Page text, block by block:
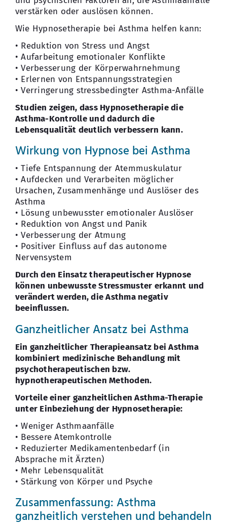
verstärken oder auslösen können.
Wie Hypnosetherapie bei Asthma helfen kann:
• Reduktion von Stress und Angst
• Aufarbeitung emotionaler Konflikte
• Verbesserung der Körperwahrnehmung
• Erlernen von Entspannungsstrategien
• Verringerung stressbedingter Asthma-Anfälle
Studien zeigen, dass Hypnosetherapie die
Asthma-Kontrolle und dadurch die
Lebensqualität deutlich verbessern kann.
Wirkung von Hypnose bei Asthma
• Tiefe Entspannung der Atemmuskulatur
• Aufdecken und Verarbeiten möglicher
Ursachen, Zusammenhänge und Auslöser des
Asthma
• Lösung unbewusster emotionaler Auslöser
• Reduktion von Angst und Panik
• Verbesserung der Atmung
• Positiver Einfluss auf das autonome
Nervensystem
Durch den Einsatz therapeutischer Hypnose
können unbewusste Stressmuster erkannt und
verändert werden, die Asthma negativ
beeinflussen.
Ganzheitlicher Ansatz bei Asthma
Ein ganzheitlicher Therapieansatz bei Asthma
kombiniert medizinische Behandlung mit
psychotherapeutischen bzw.
hypnotherapeutischen Methoden.
Vorteile einer ganzheitlichen Asthma-Therapie
unter Einbeziehung der Hypnosetherapie:
• Weniger Asthmaanfälle
• Bessere Atemkontrolle
• Reduzierter Medikamentenbedarf (in
Absprache mit Ärzten)
• Mehr Lebensqualität
• Stärkung von Körper und Psyche
Zusammenfassung: Asthma
ganzheitlich verstehen und behandeln